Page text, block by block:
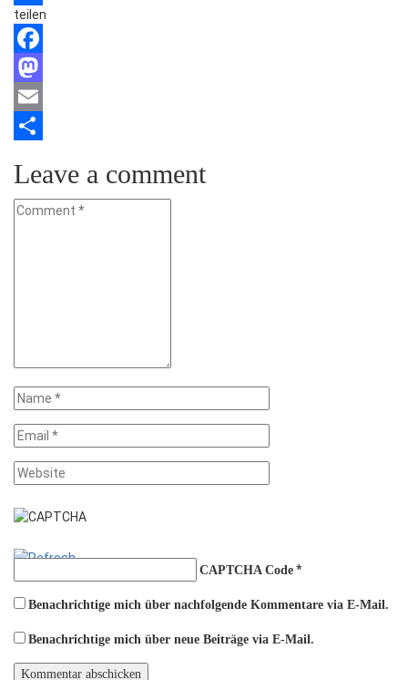
Teilen
teilen
Facebook
Mastodon
Email
Leave a comment
CAPTCHA Code *
Benachrichtige mich über nachfolgende Kommentare via E-Mail.
Benachrichtige mich über neue Beiträge via E-Mail.